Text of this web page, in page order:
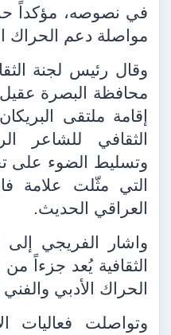
في نصوصه، مؤكداً
مواصلة دعم الحراك
وقال رئيس لجنة
محافظة البصرة
إقامة ملتقى
الثقافي للشاعر
وتسليط الضوء على
التي مثّلت علامة
العراقي الحديث.
واشار الفريجي
الثقافية يُعد جزءاً
الحراك الأدبي
وتواصلت فعاليات